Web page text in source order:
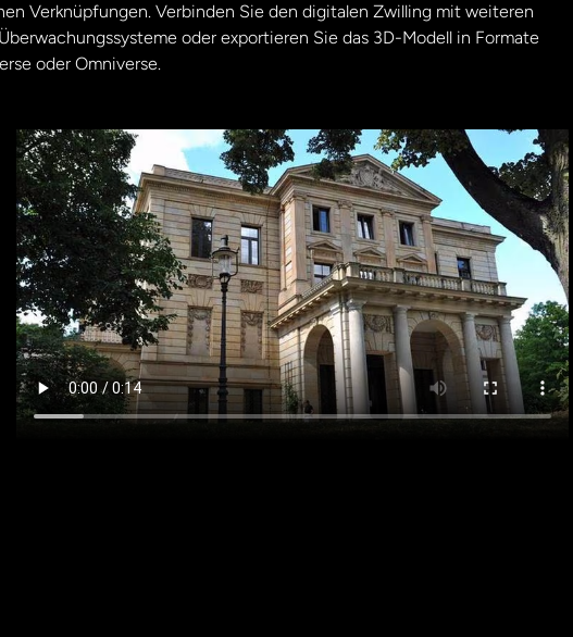
Verknüpfungen. Verbinden Sie den digitalen Zwilling mit weiteren
oder exportieren Sie das 3D-Modell in Formate
oder Omniverse.